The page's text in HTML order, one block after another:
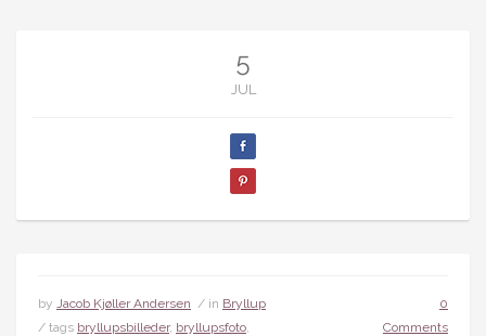
5
JUL
by Jacob Kjøller Andersen / in Bryllup
/ tags bryllupsbilleder, bryllupsfoto,
0
Comments